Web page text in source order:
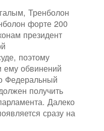
Тренболон
форте 200
президент
поэтому
обвинений
Федеральный
получить
Далеко
сразу на